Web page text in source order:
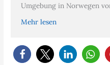
Umgebung in Norwegen
Mehr lesen